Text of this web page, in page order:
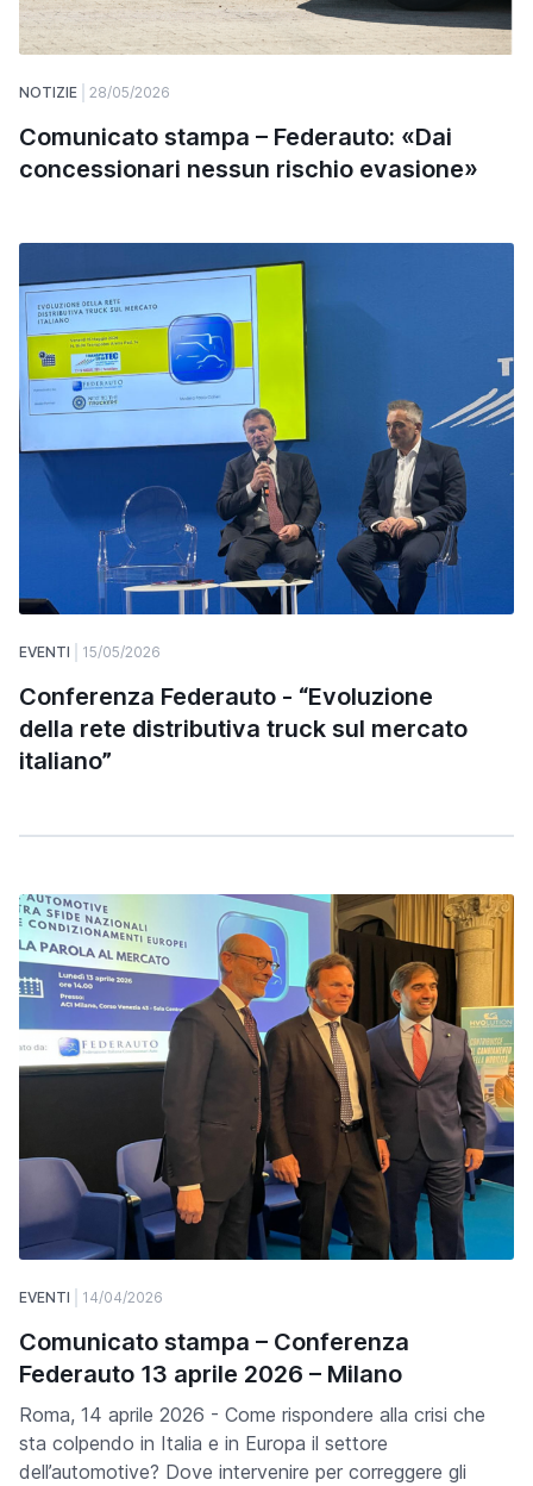
NOTIZIE 28/05/2026
Comunicato stampa – Federauto: «Dai
concessionari nessun rischio evasione»
EVENTI 15/05/2026
Conferenza Federauto - “Evoluzione
della rete distributiva truck sul mercato
italiano”
EVENTI 14/04/2026
Comunicato stampa – Conferenza
Federauto 13 aprile 2026 – Milano
Roma, 14 aprile 2026 - Come rispondere alla crisi che
sta colpendo in Italia e in Europa il settore
dell’automotive? Dove intervenire per correggere gli